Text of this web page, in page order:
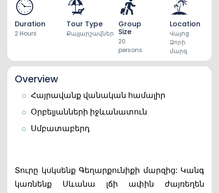
Duration
2 Hours
Tour Type
Քայլարշավներ
Group
Size
20
persons
Location
Վայոց
Ձորի
մարզ
Overview
Հայրավանք վանական համալիր
Օրբելյանների իջևանատուն
Սմբատաբերդ
Տուրը կսկսենք Գեղարքունիքի մարզից: Կանգ
կառնենք Սևանա լճի ափին ժայռեղեն